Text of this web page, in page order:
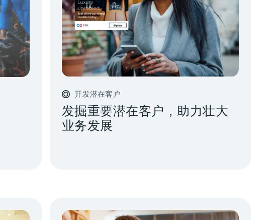
开发潜在客户
发掘重要潜在客户，助力壮大
业务发展